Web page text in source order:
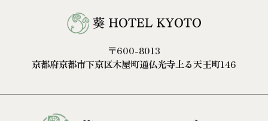
〒600-8013
京都府京都市下京区木屋町通仏光寺上る天王町146